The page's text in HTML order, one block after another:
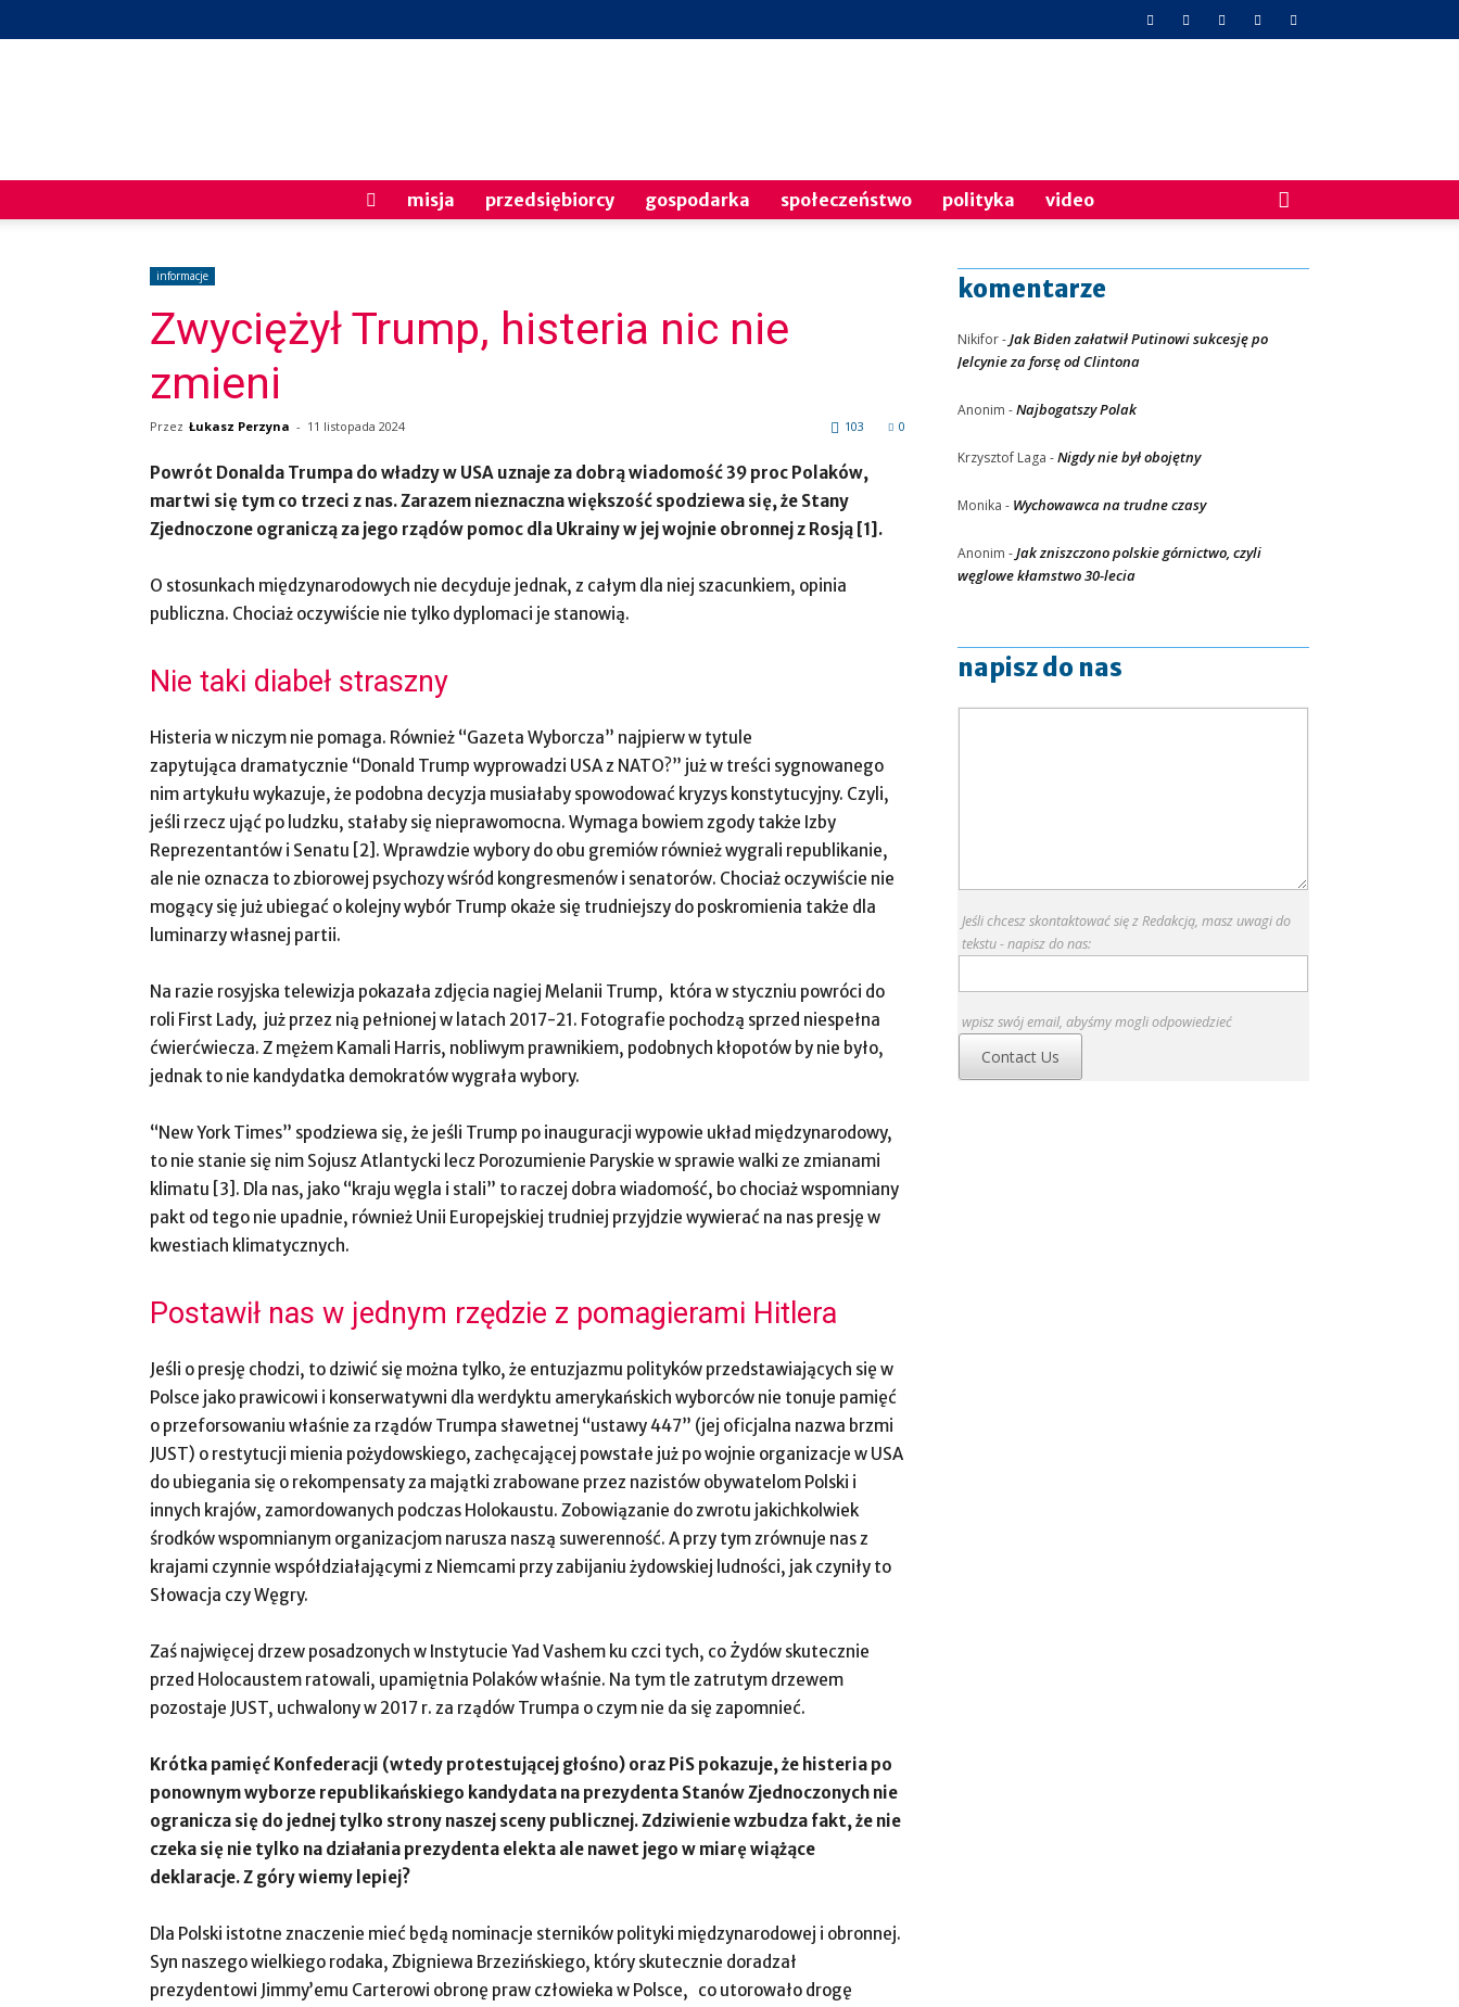
PNP
24
misja przedsiębiorcy gospodarka społeczeństwo polityka video
informacje
Zwyciężył Trump, histeria nic nie
zmieni
Przez Łukasz Perzyna - 11 listopada 2024 0
103
Powrót Donalda Trumpa do władzy w USA uznaje za dobrą wiadomość 39 proc Polaków,
martwi się tym co trzeci z nas. Zarazem nieznaczna większość spodziewa się, że Stany
Zjednoczone ograniczą za jego rządów pomoc dla Ukrainy w jej wojnie obronnej z Rosją [1].
O stosunkach międzynarodowych nie decyduje jednak, z całym dla niej szacunkiem, opinia
publiczna. Chociaż oczywiście nie tylko dyplomaci je stanowią.
Nie taki diabeł straszny
Histeria w niczym nie pomaga. Również “Gazeta Wyborcza” najpierw w tytule
zapytująca dramatycznie “Donald Trump wyprowadzi USA z NATO?” już w treści sygnowanego
nim artykułu wykazuje, że podobna decyzja musiałaby spowodować kryzys konstytucyjny. Czyli,
jeśli rzecz ująć po ludzku, stałaby się nieprawomocna. Wymaga bowiem zgody także Izby
Reprezentantów i Senatu [2]. Wprawdzie wybory do obu gremiów również wygrali republikanie,
ale nie oznacza to zbiorowej psychozy wśród kongresmenów i senatorów. Chociaż oczywiście nie
mogący się już ubiegać o kolejny wybór Trump okaże się trudniejszy do poskromienia także dla
luminarzy własnej partii.
Na razie rosyjska telewizja pokazała zdjęcia nagiej Melanii Trump, która w styczniu powróci do
roli First Lady, już przez nią pełnionej w latach 2017-21. Fotografie pochodzą sprzed niespełna
ćwierćwiecza. Z mężem Kamali Harris, nobliwym prawnikiem, podobnych kłopotów by nie było,
jednak to nie kandydatka demokratów wygrała wybory.
“New York Times” spodziewa się, że jeśli Trump po inauguracji wypowie układ międzynarodowy,
to nie stanie się nim Sojusz Atlantycki lecz Porozumienie Paryskie w sprawie walki ze zmianami
klimatu [3]. Dla nas, jako “kraju węgla i stali” to raczej dobra wiadomość, bo chociaż wspomniany
pakt od tego nie upadnie, również Unii Europejskiej trudniej przyjdzie wywierać na nas presję w
kwestiach klimatycznych.
Postawił nas w jednym rzędzie z pomagierami Hitlera
Jeśli o presję chodzi, to dziwić się można tylko, że entuzjazmu polityków przedstawiających się w
Polsce jako prawicowi i konserwatywni dla werdyktu amerykańskich wyborców nie tonuje pamięć
o przeforsowaniu właśnie za rządów Trumpa sławetnej “ustawy 447” (jej oficjalna nazwa brzmi
JUST) o restytucji mienia pożydowskiego, zachęcającej powstałe już po wojnie organizacje w USA
do ubiegania się o rekompensaty za majątki zrabowane przez nazistów obywatelom Polski i
innych krajów, zamordowanych podczas Holokaustu. Zobowiązanie do zwrotu jakichkolwiek
środków wspomnianym organizacjom narusza naszą suwerenność. A przy tym zrównuje nas z
krajami czynnie współdziałającymi z Niemcami przy zabijaniu żydowskiej ludności, jak czyniły to
Słowacja czy Węgry.
Zaś najwięcej drzew posadzonych w Instytucie Yad Vashem ku czci tych, co Żydów skutecznie
przed Holocaustem ratowali, upamiętnia Polaków właśnie. Na tym tle zatrutym drzewem
pozostaje JUST, uchwalony w 2017 r. za rządów Trumpa o czym nie da się zapomnieć.
Krótka pamięć Konfederacji (wtedy protestującej głośno) oraz PiS pokazuje, że histeria po
ponownym wyborze republikańskiego kandydata na prezydenta Stanów Zjednoczonych nie
ogranicza się do jednej tylko strony naszej sceny publicznej. Zdziwienie wzbudza fakt, że nie
czeka się nie tylko na działania prezydenta elekta ale nawet jego w miarę wiążące
deklaracje. Z góry wiemy lepiej?
Dla Polski istotne znaczenie mieć będą nominacje sterników polityki międzynarodowej i obronnej.
Syn naszego wielkiego rodaka, Zbigniewa Brzezińskiego, który skutecznie doradzał
prezydentowi Jimmy’emu Carterowi obronę praw człowieka w Polsce, co utorowało drogę
komentarze
Nikifor-Jak Biden załatwił Putinowi sukcesję po
Jelcynie za forsę od Clintona
Anonim -Najbogatszy Polak
Krzysztof Laga -Nigdy nie był obojętny
Monika - Wychowawca na trudne czasy
Anonim -Jak zniszczono polskie górnictwo, czyli
węglowe kłamstwo 30-lecia
napisz do nas
Jeśli chcesz skontaktować się z Redakcją, masz uwagi do
tekstu - napisz do nas:
wpisz swój email, abyśmy mogli odpowiedzieć
Contact Us